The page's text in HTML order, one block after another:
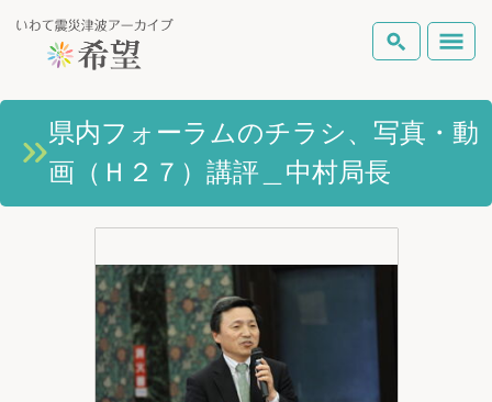
いわて震災津波アーカイブとは
岩手県の被害状況
ピックアップコンテンツ
Foreign Laguage
検索
県内フォーラムのチラシ、写真・動
画（Ｈ２７）講評＿中村局長